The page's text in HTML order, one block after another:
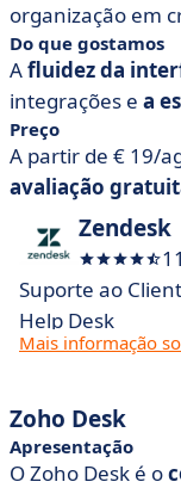
organização em
Do que gostamos
Afluidez da
integrações e a
Preço
A partir de € 19/
avaliação
Zendesk
Suporte ao
Help Desk
Mais informação
Zoho Desk
Apresentação
O Zoho Desk é o